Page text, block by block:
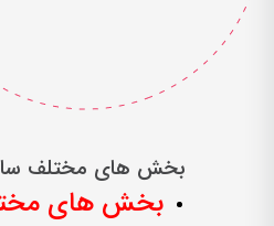
بخش های مختلف
بخش های